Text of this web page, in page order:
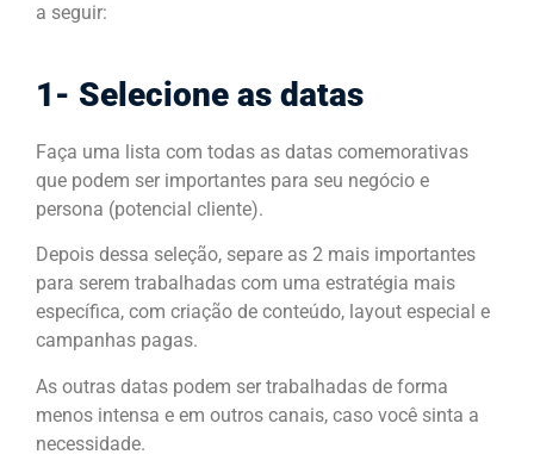
a seguir:
1- Selecione as datas
Faça uma lista com todas as datas comemorativas
que podem ser importantes para seu negócio e
persona (potencial cliente).
Depois dessa seleção, separe as 2 mais importantes
para serem trabalhadas com uma estratégia mais
específica, com criação de conteúdo, layout especial e
campanhas pagas.
As outras datas podem ser trabalhadas de forma
menos intensa e em outros canais, caso você sinta a
necessidade.